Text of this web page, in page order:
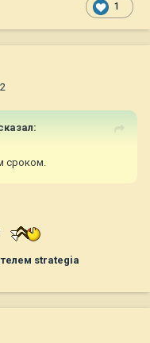
1
сроком.
strategia